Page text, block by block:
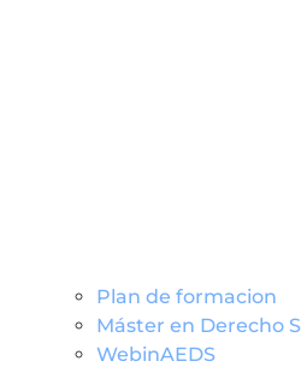
Plan de formacion
Máster en Derecho
WebinAEDS